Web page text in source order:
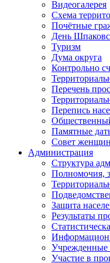
Видеогалерея
Схема
Почётные
День
Туризм
Дума округа
Контрольно
Перечень
Перепись
Памятные
Совет женщин
Администрация
Структура
Полномочия,
Защита
Результаты
Участие в